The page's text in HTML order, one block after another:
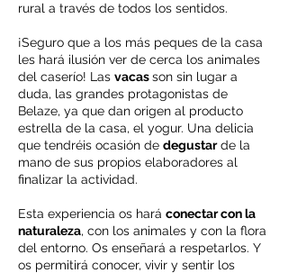
rural a través de todos los sentidos.
¡Seguro que a los más peques de la casa
les hará ilusión ver de cerca los animales
del caserío! Las vacasson sin lugar a
duda, las grandes protagonistas de
Belaze, ya que dan origen al producto
estrella de la casa, el yogur. Una delicia
que tendréis ocasión de degustarde la
mano de sus propios elaboradores al
finalizar la actividad.
Esta experiencia os hará conectar con la
naturaleza, con los animales y con la flora
del entorno. Os enseñará a respetarlos. Y
os permitirá conocer, vivir y sentir los